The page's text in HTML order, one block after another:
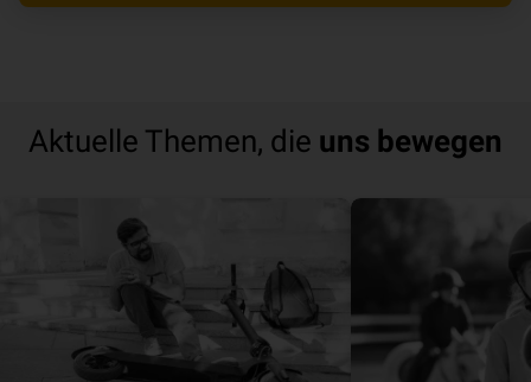
Aktuelle Themen, die uns bewegen